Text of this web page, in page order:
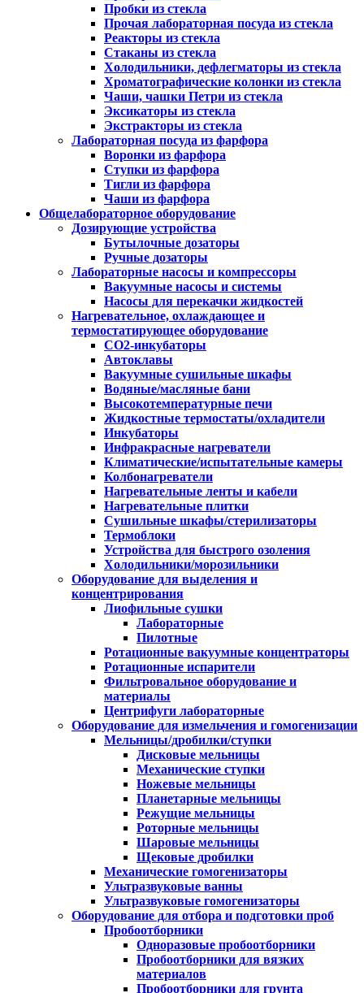
Пробки из стекла
Прочая лабораторная посуда из стекла
Реакторы из стекла
Стаканы из стекла
Холодильники, дефлегматоры из стекла
Хроматографические колонки из стекла
Чаши, чашки Петри из стекла
Эксикаторы из стекла
Экстракторы из стекла
Лабораторная посуда из фарфора
Воронки из фарфора
Ступки из фарфора
Тигли из фарфора
Чаши из фарфора
Общелабораторное оборудование
Дозирующие устройства
Бутылочные дозаторы
Ручные дозаторы
Лабораторные насосы и компрессоры
Вакуумные насосы и системы
Насосы для перекачки жидкостей
Нагревательное, охлаждающее и
термостатирующее оборудование
CO2-инкубаторы
Автоклавы
Вакуумные сушильные шкафы
Водяные/масляные бани
Высокотемпературные печи
Жидкостные термостаты/охладители
Инкубаторы
Инфракрасные нагреватели
Климатические/испытательные камеры
Колбонагреватели
Нагревательные ленты и кабели
Нагревательные плитки
Сушильные шкафы/стерилизаторы
Термоблоки
Устройства для быстрого озоления
Холодильники/морозильники
Оборудование для выделения и
концентрирования
Лиофильные сушки
Лабораторные
Пилотные
Ротационные вакуумные концентраторы
Ротационные испарители
Фильтровальное оборудование и
материалы
Центрифуги лабораторные
Оборудование для измельчения и гомогенизации
Мельницы/дробилки/ступки
Дисковые мельницы
Механические ступки
Ножевые мельницы
Планетарные мельницы
Режущие мельницы
Роторные мельницы
Шаровые мельницы
Щековые дробилки
Механические гомогенизаторы
Ультразвуковые ванны
Ультразвуковые гомогенизаторы
Оборудование для отбора и подготовки проб
Пробоотборники
Одноразовые пробоотборники
Пробоотборники для вязких
материалов
Пробоотборники для грунта